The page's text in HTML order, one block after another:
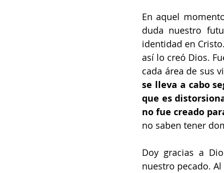
En aquel
duda nuestro
identidad en
así lo creó Dios.
cada área de sus
se lleva a cabo
que es
no fue creado
no saben tener
Doy gracias a
nuestro pecado.